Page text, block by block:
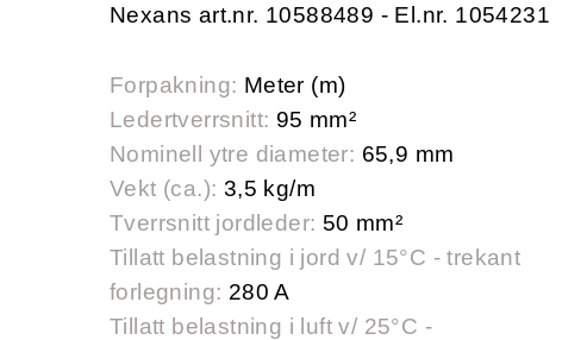
Nexans art.nr. 10588489 - El.nr. 1054231
Forpakning: Meter (m)
Ledertverrsnitt: 95 mm²
Nominell ytre diameter: 65,9 mm
Vekt (ca.): 3,5 kg/m
Tverrsnitt jordleder: 50 mm²
Tillatt belastning i jord v/ 15°C - trekant
forlegning: 280 A
Tillatt belastning i luft v/ 25°C -